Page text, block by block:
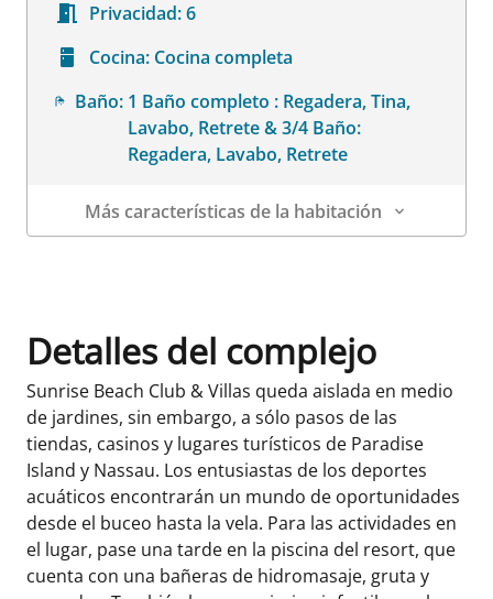
Privacidad:6
Cocina: Cocina completa
Baño: 1 Baño completo : Regadera, Tina,
Lavabo, Retrete & 3/4 Baño:
Regadera, Lavabo, Retrete
Más características de la habitación
Detalles del complejo
Sunrise Beach Club & Villas queda aislada en medio
de jardines, sin embargo, a sólo pasos de las
tiendas, casinos y lugares turísticos de Paradise
Island y Nassau. Los entusiastas de los deportes
acuáticos encontrarán un mundo de oportunidades
desde el buceo hasta la vela. Para las actividades en
el lugar, pase una tarde en la piscina del resort, que
cuenta con una bañeras de hidromasaje, gruta y